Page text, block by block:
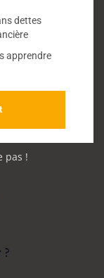
libre
dettes
apprendre
pas !